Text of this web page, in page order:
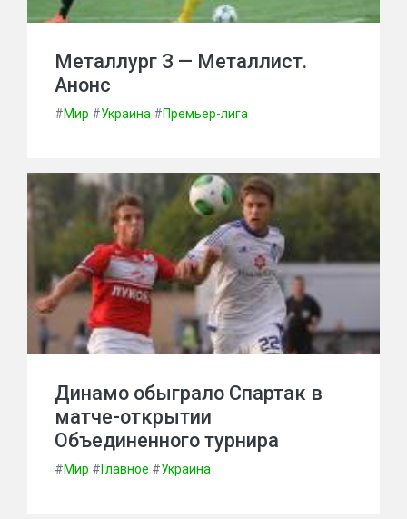
Металлург З — Металлист.
Анонс
#Мир #Украина #Премьер-лига
Динамо обыграло Спартак в
матче-открытии
Объединенного турнира
#Мир #Главное #Украина